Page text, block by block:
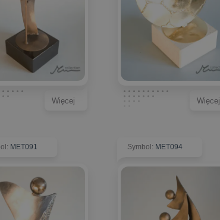
Więcej Więcej
: MET091 Symbol: MET094